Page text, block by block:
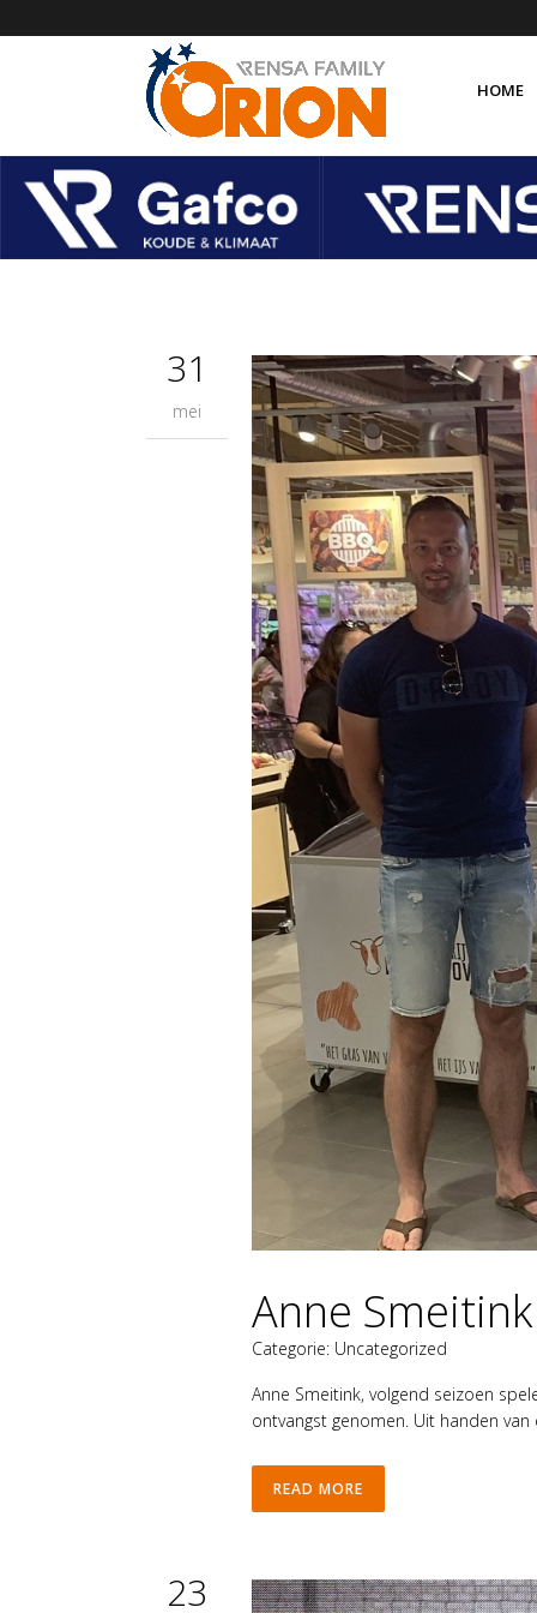
HOME
Over
31
mei
Anne
Categorie: Uncategorized
Anne Smeitink, volgend seizoen
ontvangst genomen. Uit handen van
READ MORE
23